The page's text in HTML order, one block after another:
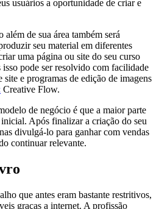
usuários a oportunidade de criar e
de sua área também será
seu material em diferentes
uma página ou site do seu curso
isso pode ser resolvido com facilidade
e programas de edição de imagens
Creative Flow.
de negócio é que a maior parte
Após finalizar a criação do seu
divulgá-lo para ganhar com vendas
continuar relevante.
que antes eram bastante restritivos,
graças a internet. A profissão